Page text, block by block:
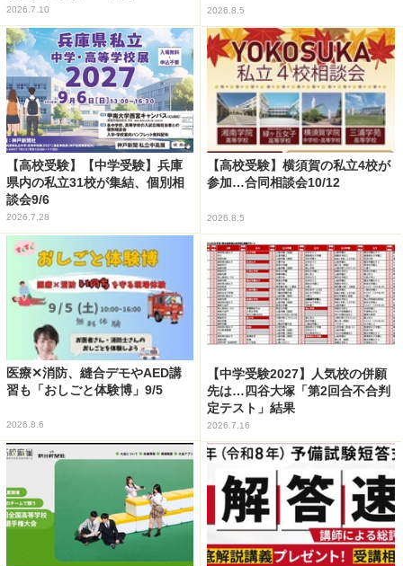
2026.7.10 2026.8.5
【高校受験】【中学受験】兵庫
県内の私立31校が集結、個別相
談会9/6
2026.7.28
【高校受験】横須賀の私立4校が
参加…合同相談会10/12
2026.8.5
医療✕消防、縫合デモやAED講
習も「おしごと体験博」9/5
2026.8.6
【中学受験2027】人気校の併願
先は…四谷大塚「第2回合不合判
定テスト」結果
2026.7.16